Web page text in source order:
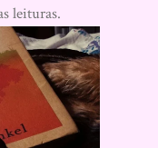
leituras.